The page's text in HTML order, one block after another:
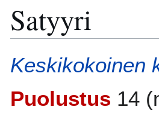
Satyyri
navigaatioon
hakuun
Keskikokoinen
Puolustus 14